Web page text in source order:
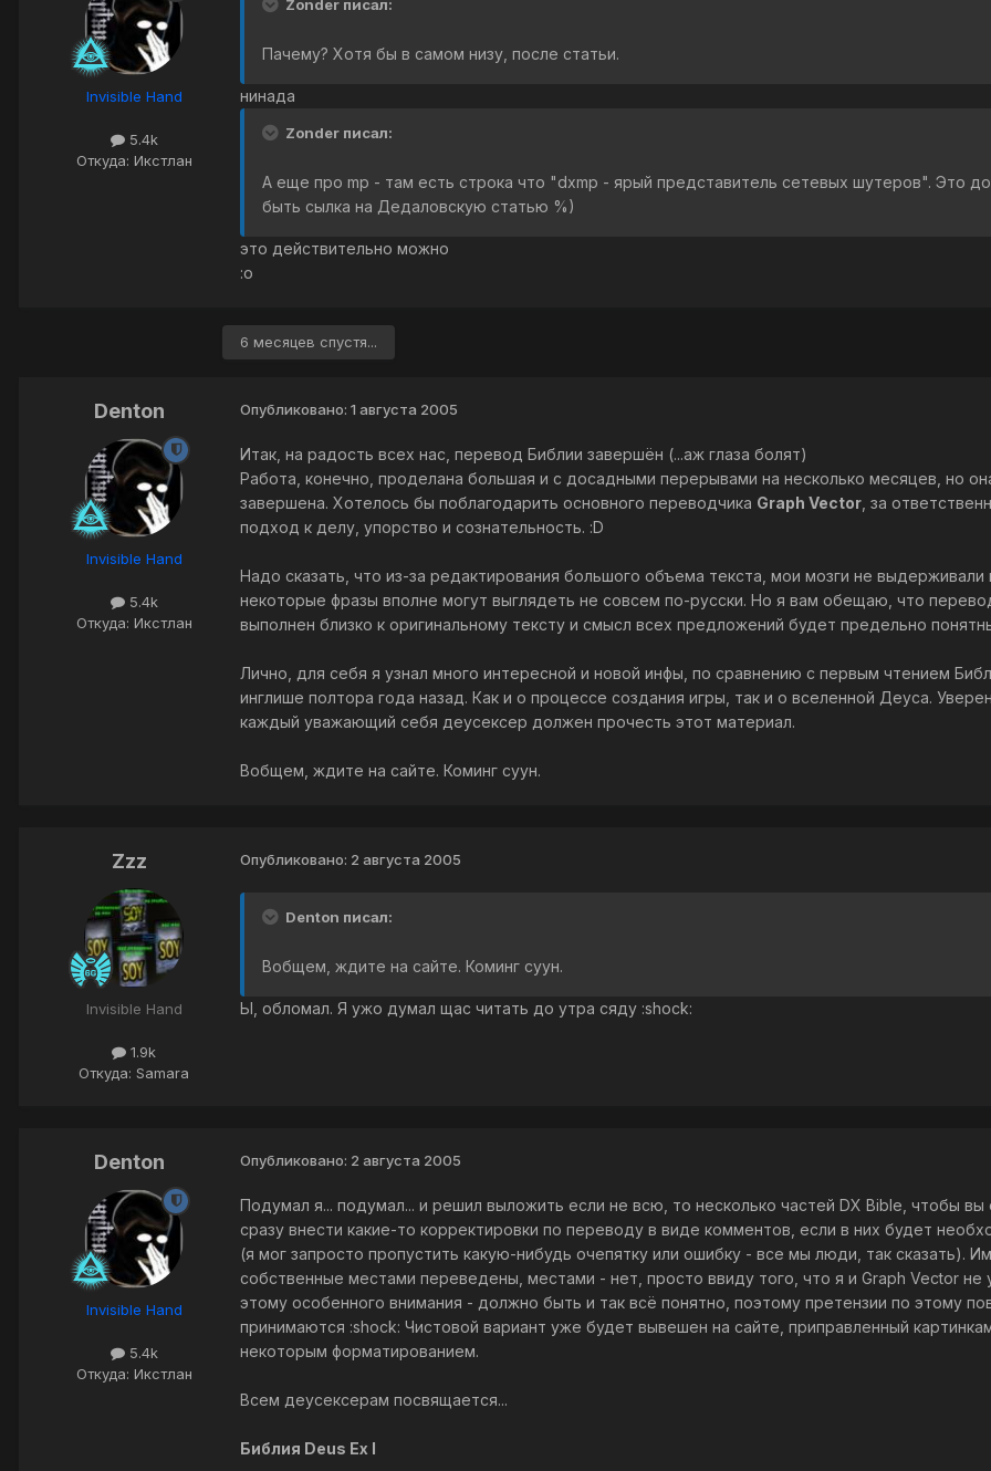
Invisible Hand
5.4k
Откуда: Икстлан
Zonder писал:
Пачему? Хотя бы в самом низу, после статьи.
нинада
Zonder писал:
А еще про mp - там есть строка что "dxmp - ярый представитель сетевых шутеров". Это
быть сылка на Дедаловскую статью %)
это действительно можно
:o
6 месяцев спустя...
Denton
Invisible Hand
5.4k
Откуда: Икстлан
Опубликовано: 1 августа 2005
Итак, на радость всех нас, перевод Библии завершён (...аж глаза болят)
Работа, конечно, проделана большая и с досадными перерывами на несколько месяцев, но
завершена. Хотелось бы поблагодарить основного переводчика Graph Vector , за
подход к делу, упорство и сознательность. :D
Надо сказать, что из-за редактирования большого объема текста, мои мозги не выдерживали
некоторые фразы вполне могут выглядеть не совсем по-русски. Но я вам обещаю, что
выполнен близко к оригинальному тексту и смысл всех предложений будет предельно
Лично, для себя я узнал много интересной и новой инфы, по сравнению с первым чтением
инглише полтора года назад. Как и о процессе создания игры, так и о вселенной Деуса.
каждый уважающий себя деусексер должен прочесть этот материал.
Вобщем, ждите на сайте. Коминг суун.
Zzz
Invisible Hand
1.9k
Откуда: Samara
Опубликовано: 2 августа 2005
Denton писал:
Вобщем, ждите на сайте. Коминг суун.
Ы, обломал. Я ужо думал щас читать до утра сяду :shock:
Denton
Invisible Hand
5.4k
Откуда: Икстлан
Опубликовано: 2 августа 2005
Подумал я... подумал... и решил выложить если не всю, то несколько частей DX Bible, чтобы вы
сразу внести какие-то корректировки по переводу в виде комментов, если в них будет
(я мог запросто пропустить какую-нибудь очепятку или ошибку - все мы люди, так сказать).
собственные местами переведены, местами - нет, просто ввиду того, что я и Graph Vector не
этому особенного внимания - должно быть и так всё понятно, поэтому претензии по этому
принимаются :shock: Чистовой вариант уже будет вывешен на сайте, приправленный
некоторым форматированием.
Всем деусексерам посвящается...
Библия Deus Ex I